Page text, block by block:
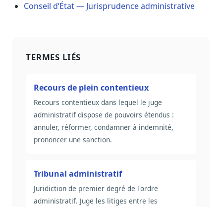
Presse
Conseil d’État — Jurisprudence administrative
TERMES LIÉS
Recours de plein contentieux
Recours contentieux dans lequel le juge
administratif dispose de pouvoirs étendus :
annuler, réformer, condamner à indemnité,
prononcer une sanction.
Tribunal administratif
Juridiction de premier degré de l'ordre
administratif. Juge les litiges entre les